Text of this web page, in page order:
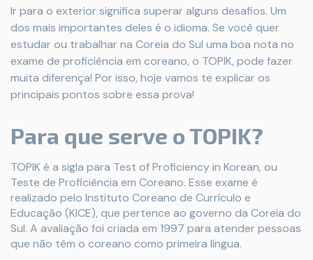
Ir para o exterior significa superar alguns desafios. Um
dos mais importantes deles é o idioma. Se você quer
estudar ou trabalhar na Coreia do Sul uma boa nota no
exame de proficiência em coreano, o TOPIK, pode fazer
muita diferença! Por isso, hoje vamos te explicar os
principais pontos sobre essa prova!
Para que serve o TOPIK?
TOPIK é a sigla para Test of Proficiency in Korean, ou
Teste de Proficiência em Coreano. Esse exame é
realizado pelo Instituto Coreano de Currículo e
Educação (KICE), que pertence ao governo da Coreia do
Sul. A avaliação foi criada em 1997 para atender pessoas
que não têm o coreano como primeira língua.